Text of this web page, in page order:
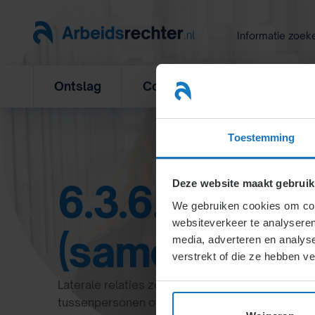
Toestemming
Deze website maakt
We gebruiken cookies om
websiteverkeer te
media, adverteren en
verstrekt of die ze hebben
inhoud
Informatie
Ontslag Concurrentiebeding
6.3.6.3.
Laterale relaties zorgen voor betere
tussenpersonen of werkgroepen. Bij complexe